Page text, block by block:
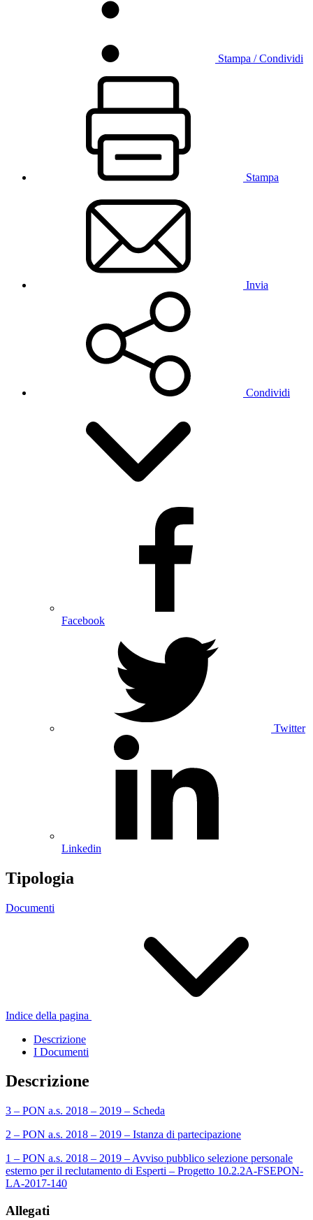
Stampa / Condividi
Stampa
Invia
Condividi
Facebook
Twitter
Linkedin
Tipologia
Documenti
Indice della pagina
Descrizione
I Documenti
Descrizione
3 – PON a.s. 2018 – 2019 – Scheda
2 – PON a.s. 2018 – 2019 – Istanza di partecipazione
1 – PON a.s. 2018 – 2019 – Avviso pubblico selezione personale
esterno per il reclutamento di Esperti – Progetto 10.2.2A-FSEPON-
LA-2017-140
Allegati